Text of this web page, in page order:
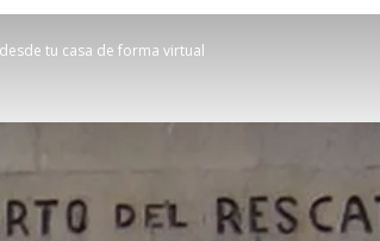
tu casa de forma virtual